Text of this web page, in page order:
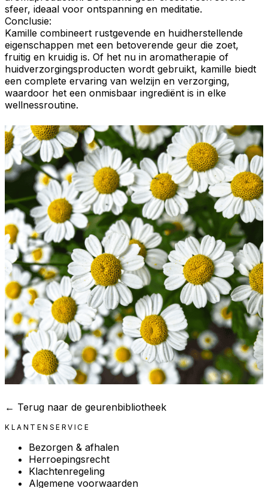
sfeer, ideaal voor ontspanning en meditatie.
Conclusie:
Kamille combineert rustgevende en huidherstellende
eigenschappen met een betoverende geur die zoet,
fruitig en kruidig is. Of het nu in aromatherapie of
huidverzorgingsproducten wordt gebruikt, kamille biedt
een complete ervaring van welzijn en verzorging,
waardoor het een onmisbaar ingrediënt is in elke
wellnessroutine.
← Terug naar de geurenbibliotheek
KLANTENSERVICE
Bezorgen & afhalen
Herroepingsrecht
Klachtenregeling
Algemene voorwaarden